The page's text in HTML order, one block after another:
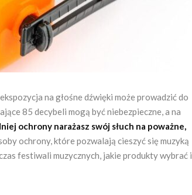
na głośne dźwięki może prowadzić do
85 decybeli mogą być niebezpieczne, a na
ochrony narażasz swój słuch na poważne,
ochrony, które pozwalają cieszyć się muzyką
festiwali muzycznych, jakie produkty wybrać i